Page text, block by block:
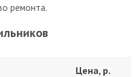
ремонта.
Цена, р.